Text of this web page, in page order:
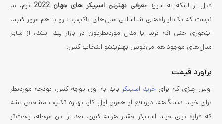
قبل از اینکه به سراغ معرفی بهترین اسپیکر های جهان 2022
برم، بد
نیست که یک‌بار راه‌های شناسایی مدل‌های باکیفیت رو با هم مرور کنیم.
اینجوری حتی اگه برند یا مدل موردنظرتون در بازار پیدا نشد، از سایر
مدل‌های موجود هم می‌تونین بهترینشو انتخاب کنین.
برآورد قیمت
اولین چیزی که برای خرید اسپیکر باید به اون توجه کنین، بودجه موردنظر
برای خرید دستگاهه. درواقع از همون اول کار، بهتره تکلیف‌ مشخص بشه
که قراره برای خرید اسپیکر چقدر هزینه کنین. بعد از این مرحله، راحت‌تر